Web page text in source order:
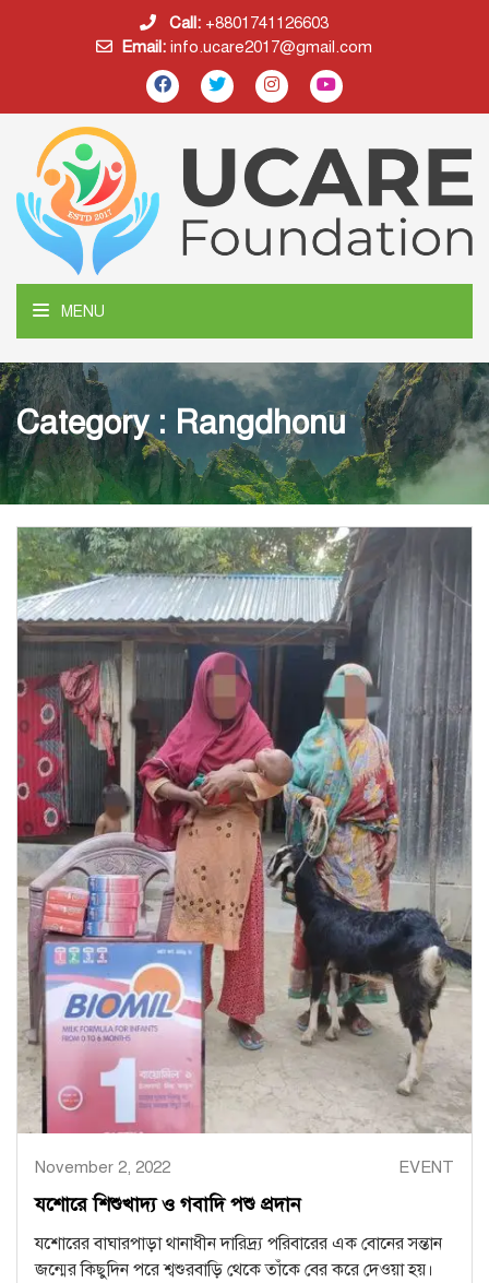
Call: +8801741126603
Email: info.ucare2017@gmail.com
MENU
Category : Rangdhonu
November 2, 2022 EVENT
যশোরে শিশুখাদ্য ও গবাদি পশু প্রদান
যশোরের বাঘারপাড়া থানাধীন দারিদ্র্য পরিবারের এক বোনের সন্তান
জন্মের কিছুদিন পরে শ্বশুরবাড়ি থেকে তাঁকে বের করে দেওয়া হয়।